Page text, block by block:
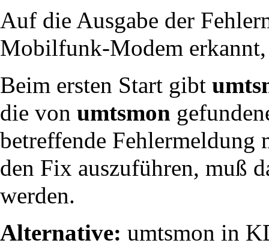
Auf die Ausgabe der
Mobilfunk-Modem erkannt,
Beim ersten Start gibt
die von umtsmon
betreffende
den Fix auszuführen, muß
werden.
Alternative: umtsmon in